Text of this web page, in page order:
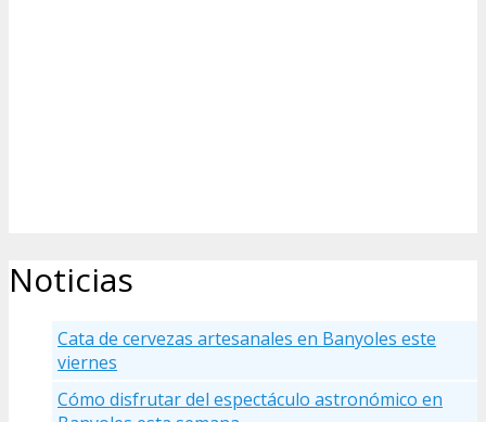
Noticias
Cata de cervezas artesanales en Banyoles este
viernes
Cómo disfrutar del espectáculo astronómico en